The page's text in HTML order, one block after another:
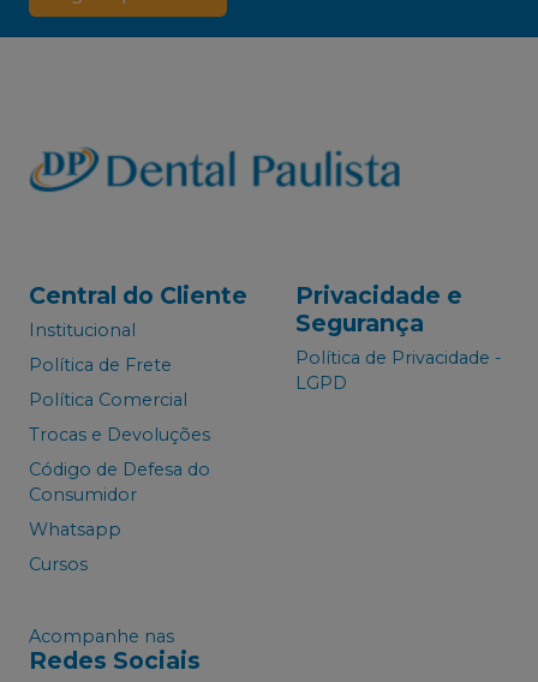
Central do Cliente
Institucional
Política de Frete
Política Comercial
Trocas e Devoluções
Código de Defesa do
Consumidor
Whatsapp
Cursos
Privacidade e
Segurança
Política de Privacidade -
LGPD
Acompanhe nas
Redes Sociais